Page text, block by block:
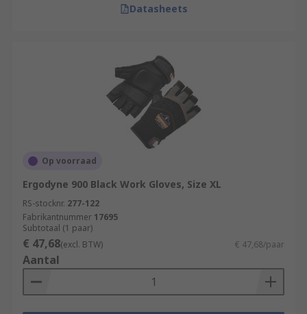
Datasheets
Op voorraad
Ergodyne 900 Black Work Gloves, Size XL
RS-stocknr. 277-122
Fabrikantnummer 17695
Subtotaal (1 paar)
€ 47,68(excl. BTW) € 47,68/paar
Aantal